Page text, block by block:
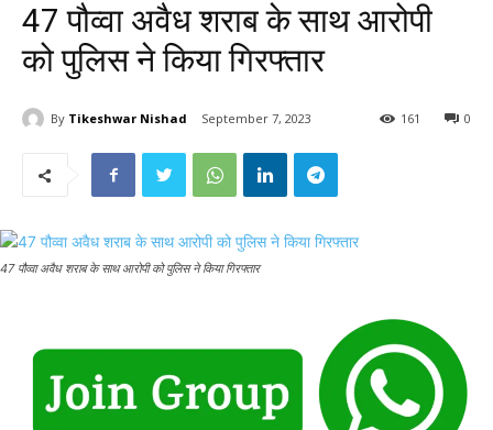
47 पौव्वा अवैध शराब के साथ आरोपी
को पुलिस ने किया गिरफ्तार
By Tikeshwar Nishad September 7, 2023 0
161
47 पौव्वा अवैध शराब के साथ आरोपी को पुलिस ने किया गिरफ्तार